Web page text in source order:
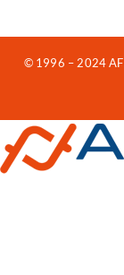
© 1996 – 2024